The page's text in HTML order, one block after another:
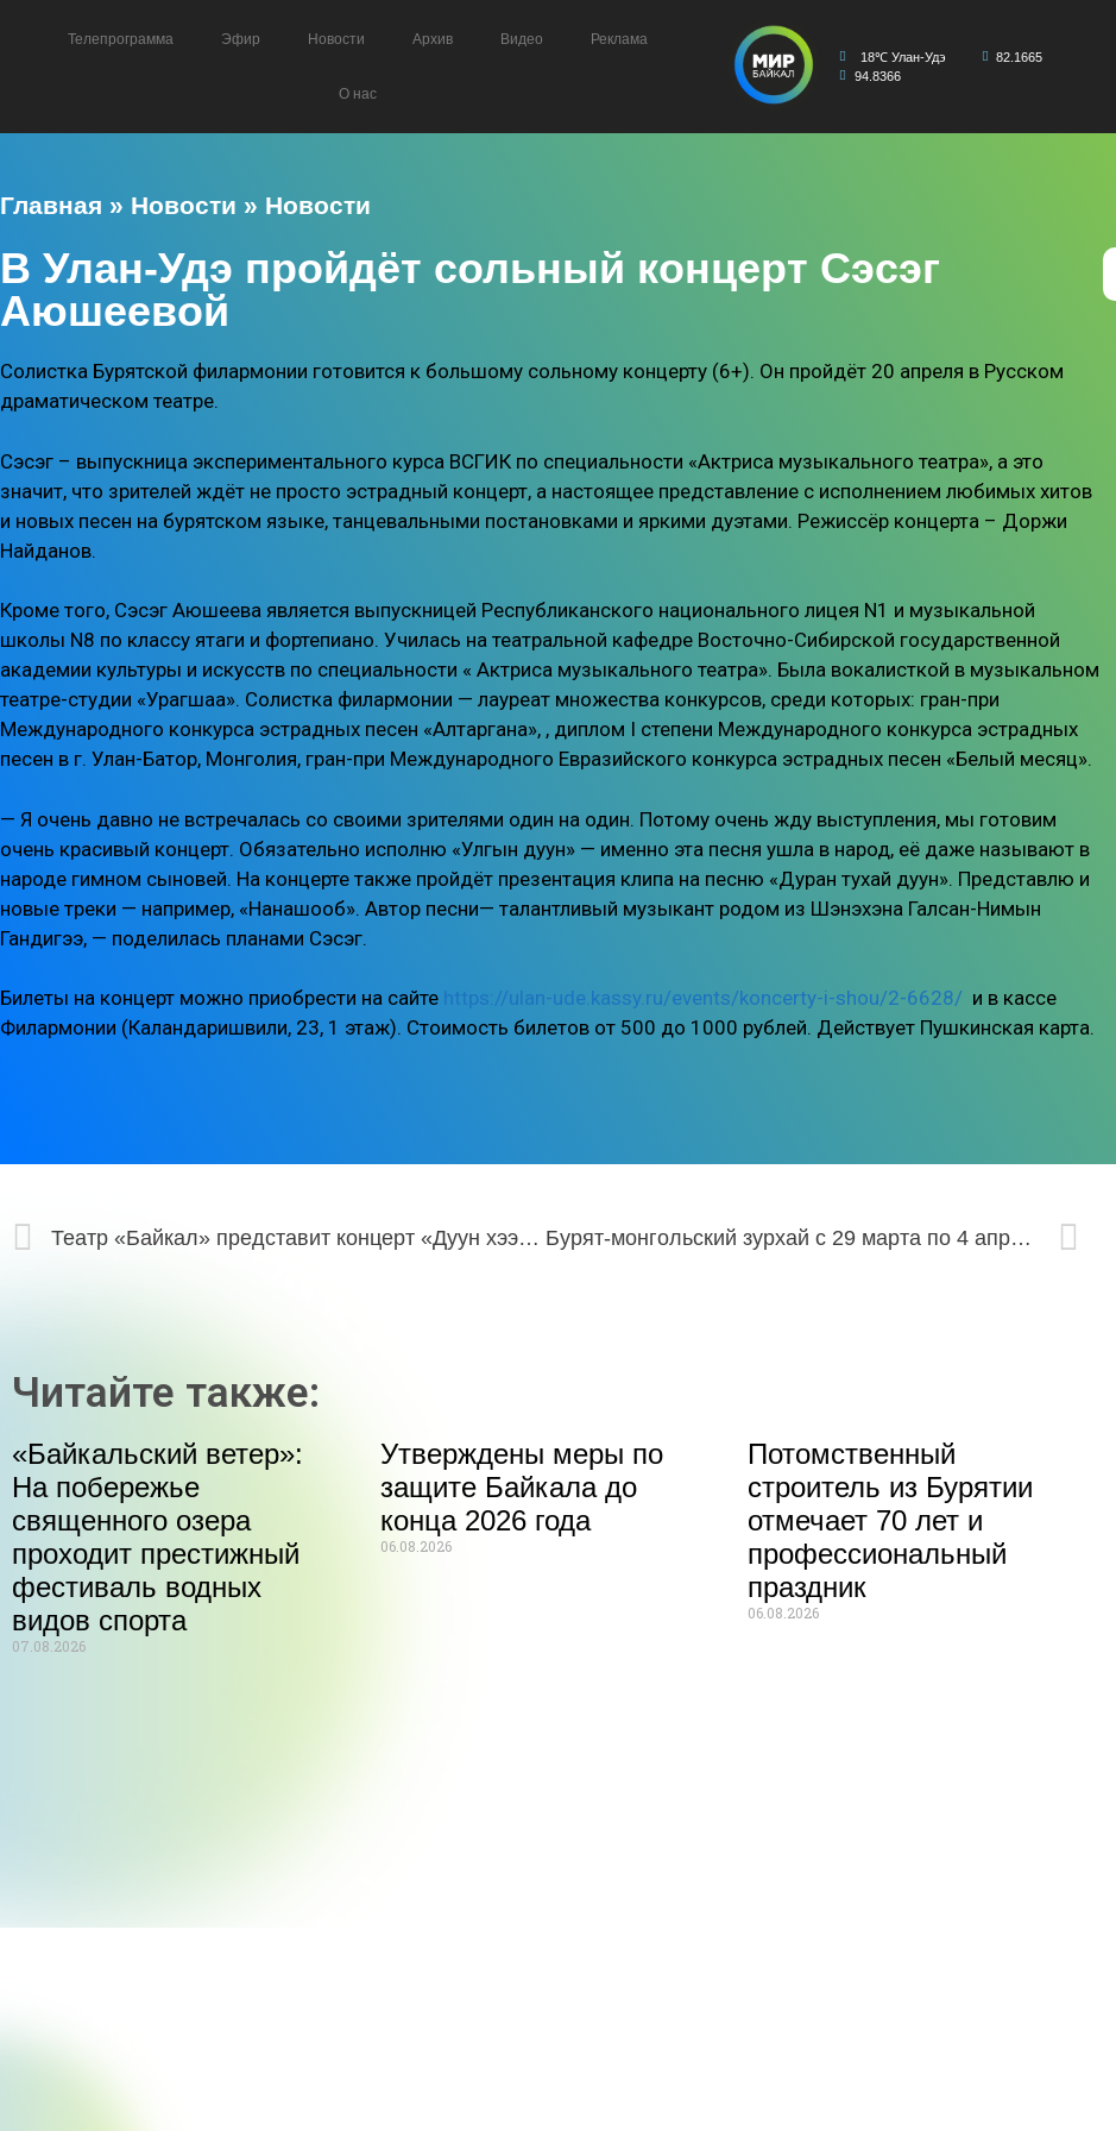
Телепрограмма Эфир Новости Архив Видео Реклама
О нас
18℃ Улан-Удэ
82.1665
94.8366
Главная » Новости » Новости
В Улан-Удэ пройдёт сольный концерт Сэсэг
Аюшеевой
Солистка Бурятской филармонии готовится к большому сольному концерту (6+). Он пройдёт 20 апреля в Русском
драматическом театре.
Сэсэг – выпускница экспериментального курса ВСГИК по специальности «Актриса музыкального театра», а это
значит, что зрителей ждёт не просто эстрадный концерт, а настоящее представление с исполнением любимых хитов
и новых песен на бурятском языке, танцевальными постановками и яркими дуэтами. Режиссёр концерта – Доржи
Найданов.
Кроме того, Сэсэг Аюшеева является выпускницей Республиканского национального лицея N1 и музыкальной
школы N8 по классу ятаги и фортепиано. Училась на театральной кафедре Восточно-Сибирской государственной
академии культуры и искусств по специальности « Актриса музыкального театра». Была вокалисткой в музыкальном
театре-студии «Урагшаа». Солистка филармонии — лауреат множества конкурсов, среди которых: гран-при
Международного конкурса эстрадных песен «Алтаргана», , диплом I степени Международного конкурса эстрадных
песен в г. Улан-Батор, Монголия, гран-при Международного Евразийского конкурса эстрадных песен «Белый месяц».
— Я очень давно не встречалась со своими зрителями один на один. Потому очень жду выступления, мы готовим
очень красивый концерт. Обязательно исполню «Улгын дуун» — именно эта песня ушла в народ, её даже называют в
народе гимном сыновей. На концерте также пройдёт презентация клипа на песню «Дуран тухай дуун». Представлю и
новые треки — например, «Hанашооб». Автор песни— талантливый музыкант родом из Шэнэхэна Галсан-Нимын
Гандигээ, — поделилась планами Сэсэг.
Билеты на концерт можно приобрести на сайте https://ulan-ude.kassy.ru/events/koncerty-i-shou/2-6628/ и в кассе
Филармонии (Каландаришвили, 23, 1 этаж). Стоимость билетов от 500 до 1000 рублей. Действует Пушкинская карта.
Театр «Байкал» представит концерт «Дуун хээ» с именитыми артистами Бурятии Бурят-монгольский зурхай с 29 марта по 4 апреля
Читайте также:
«Байкальский ветер»:
На побережье
священного озера
проходит престижный
фестиваль водных
видов спорта
07.08.2026
Утверждены меры по
защите Байкала до
конца 2026 года
06.08.2026
Потомственный
строитель из Бурятии
отмечает 70 лет и
профессиональный
праздник
06.08.2026